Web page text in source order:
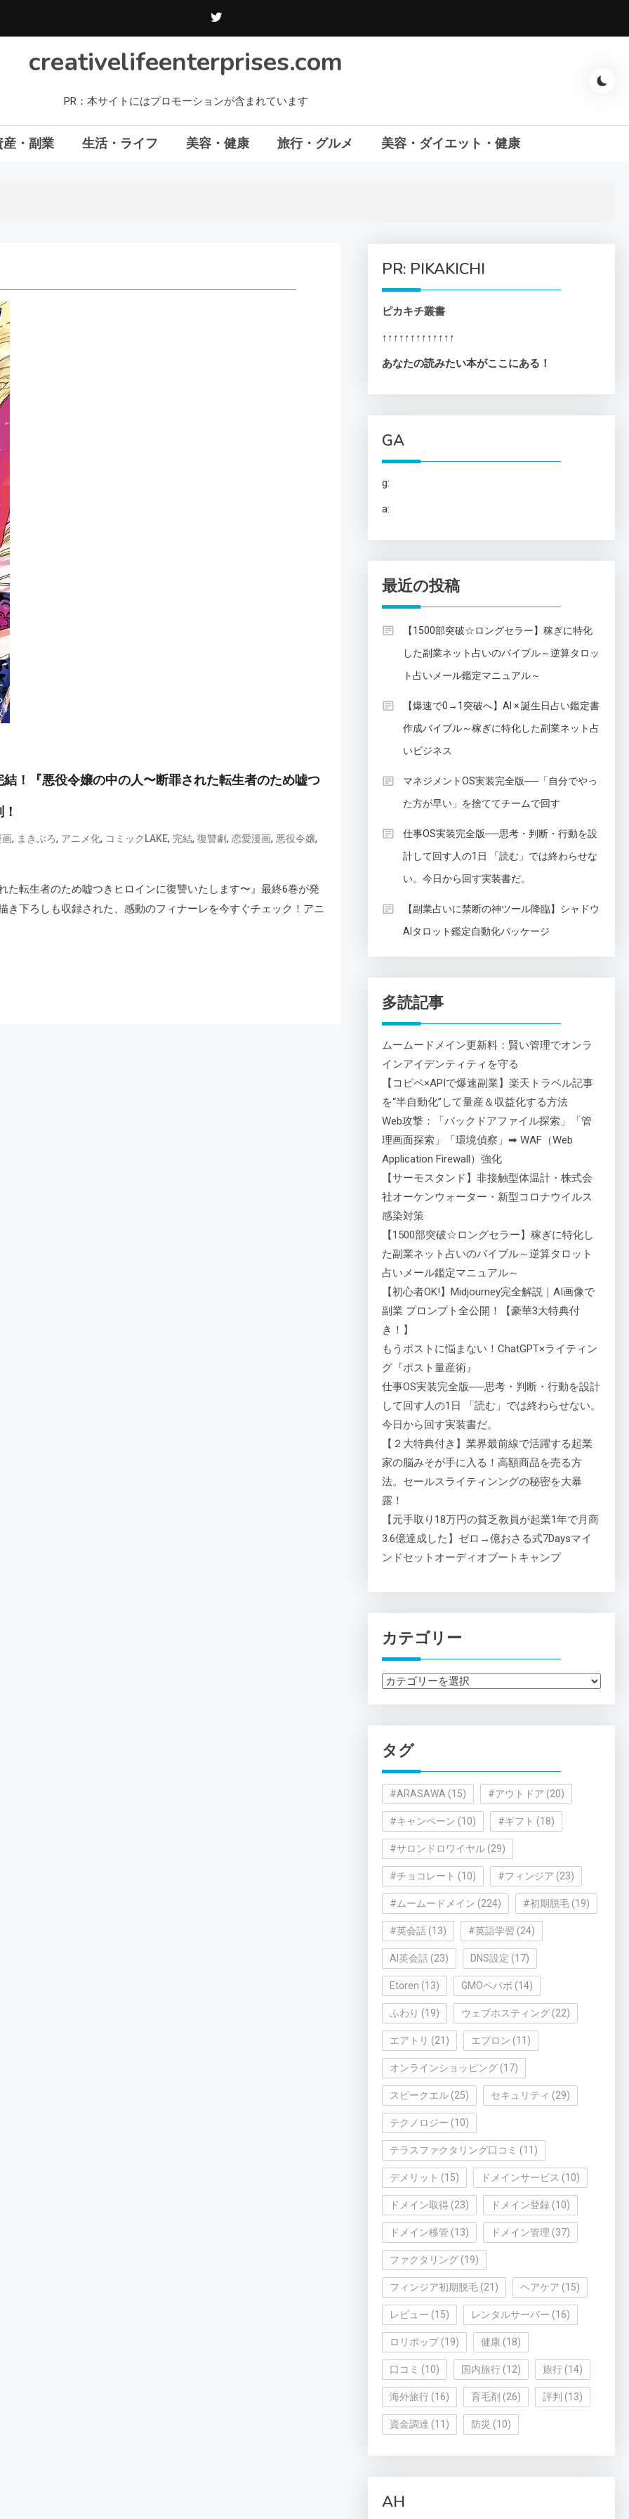
creativelifeenterprises.com
PR：本サイトにはプロモーションが含まれています
産・副業 生活・ライフ 美容・健康 旅行・グルメ 美容・ダイエット・健康
！『悪役令嬢の中の人〜断罪された転生者のため嘘つ
画, まきぶろ, アニメ化, コミックLAKE, 完結, 復讐劇, 恋愛漫画, 悪役令嬢,
転生者のため嘘つきヒロインに復讐いたします〜』最終6巻が発
下ろしも収録された、感動のフィナーレを今すぐチェック！アニ
PR: PIKAKICHI
ピカキチ叢書
↑↑↑↑↑↑↑↑↑↑↑↑↑
あなたの読みたい本がここにある！
GA
g:
a:
最近の投稿
【1500部突破☆ロングセラー】稼ぎに特化
した副業ネット占いのバイブル～逆算タロッ
ト占いメール鑑定マニュアル～
【爆速で0→1突破へ】AI × 誕生日占い鑑定書
作成バイブル～稼ぎに特化した副業ネット占
いビジネス
マネジメントOS実装完全版──「自分でやっ
た方が早い」を捨ててチームで回す
仕事OS実装完全版──思考・判断・行動を設
計して回す人の1日 「読む」では終わらせな
い。今日から回す実装書だ。
【副業占いに禁断の神ツール降臨】シャドウ
AIタロット鑑定自動化パッケージ
多読記事
ムームードメイン更新料：賢い管理でオンラ
インアイデンティティを守る
【コピペ×APIで爆速副業】楽天トラベル記事
を“半自動化”して量産＆収益化する方法
Web攻撃：「バックドアファイル探索」「管
理画面探索」「環境偵察」➡ WAF（Web
Application Firewall）強化
【サーモスタンド】非接触型体温計・株式会
社オーケンウォーター・新型コロナウイルス
感染対策
【1500部突破☆ロングセラー】稼ぎに特化し
た副業ネット占いのバイブル～逆算タロット
占いメール鑑定マニュアル～
【初心者OK!】Midjourney完全解説｜AI画像で
副業 プロンプト全公開！【豪華3大特典付
き！】
もうポストに悩まない！ChatGPT×ライティン
グ『ポスト量産術』
仕事OS実装完全版──思考・判断・行動を設計
して回す人の1日 「読む」では終わらせない。
今日から回す実装書だ。
【２大特典付き】業界最前線で活躍する起業
家の脳みそが手に入る！高額商品を売る方
法。セールスライティンングの秘密を大暴
露！
【元手取り18万円の貧乏教員が起業1年で月商
3.6億達成した】ゼロ→億おさる式7Daysマイ
ンドセットオーディオブートキャンプ
カテゴリー
カ
ー
タグ
#ARASAWA (15) #アウトドア (20)
#キャンペーン (10) #ギフト (18)
#サロンドロワイヤル(29)
#チョコレート (10) #フィンジア (23)
#ムームードメイン (224) #初期脱毛(19)
#英会話(13) #英語学習 (24)
AI英会話(23) DNS設定 (17)
Etoren (13) GMOペパボ (14)
ふわり (19) ウェブホスティング(22)
エアトリ (21) エプロン (11)
オンラインショッピング(17)
スピークエル(25) セキュリティ (29)
テクノロジー (10)
テラスファクタリング口コミ (11)
デメリット (15) ドメインサービス (10)
ドメイン取得(23) ドメイン登録 (10)
ドメイン移管 (13) ドメイン管理 (37)
ファクタリング(19)
フィンジア初期脱毛(21) ヘアケア (15)
レビュー (15) レンタルサーバー (16)
ロリポップ(19) 健康(18)
口コミ (10) 国内旅行(12) 旅行(14)
海外旅行(16) 育毛剤 (26) 評判 (13)
資金調達 (11) 防災 (10)
AH